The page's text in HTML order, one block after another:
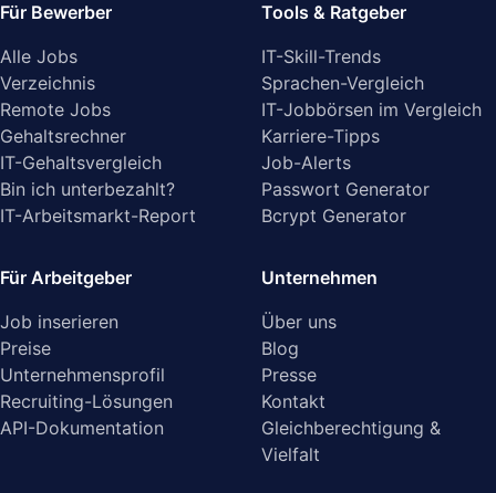
Für Bewerber
Alle Jobs
Verzeichnis
Remote Jobs
Gehaltsrechner
IT-Gehaltsvergleich
Bin ich unterbezahlt?
IT-Arbeitsmarkt-Report
Tools & Ratgeber
IT-Skill-Trends
Sprachen-Vergleich
IT-Jobbörsen im Vergleich
Karriere-Tipps
Job-Alerts
Passwort Generator
Bcrypt Generator
Für Arbeitgeber
Job inserieren
Preise
Unternehmensprofil
Recruiting-Lösungen
API-Dokumentation
Unternehmen
Über uns
Blog
Presse
Kontakt
Gleichberechtigung &
Vielfalt